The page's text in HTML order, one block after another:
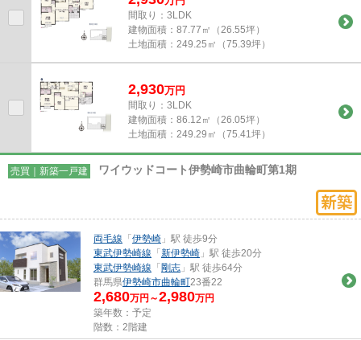
間取り：3LDK
建物面積： 87.77㎡（26.55坪）
土地面積： 249.25㎡（75.39坪）
2,930万円
間取り：3LDK
建物面積： 86.12㎡（26.05坪）
土地面積： 249.29㎡（75.41坪）
売買｜新築一戸建 ワイウッドコート伊勢崎市曲輪町第1期
両毛線 「伊勢崎 」駅 徒歩9分
東武伊勢崎線 「新伊勢崎 」駅 徒歩20分
東武伊勢崎線 「剛志 」駅 徒歩64分
群馬県伊勢崎市曲輪町23番22
2,680万円～2,980万円
築年数：予定
階数：2階建